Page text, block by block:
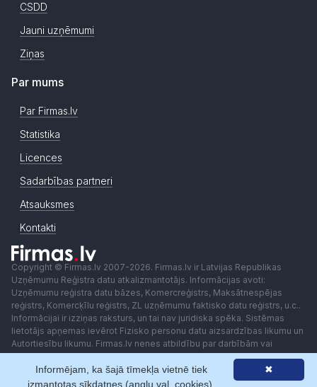
CSDD
Jauni uzņēmumi
Ziņas
Par mums
Par Firmas.lv
Statistika
Licences
Sadarbības partneri
Atsauksmes
Kontakti
Copyright © Firmas.lv 2007-2026. Firmas.lv ir Latvijas Republikas
Uzņēmumu Reģistra datu atkalizmantotājs. Informācijas avoti:
Uzņēmumu reģistra datu bāzes, Komercreģistrs, Maksātnespējas
reģistrs, Komercķīlu reģistrs, ZL uzņēmumu faktisko datu reģistrs, u.c..
Informācijai ir izziņas raksturs, un tai nav juridiska spēka. Sistēmas
lietotājs apņemas ievērot Fizisko personu datu aizsardzības likumu un
Autortiesību likumu. Firmas.lv nenes atbildību par darbībām vai
lēmumiem, kas balstīti uz saņemto pakalpojumu. Lietotājam aizliegts
izmantot jebkādas automatizētas sistēmas vai iekārtas (robotus)
piekļuvei sistēmai bez rakstiskas saskaņošanas ar Firmas.lv. Galvenā
✖
Informējam, ka šajā tīmekļa vietnē tiek
izmantotas sīkdatnes (angļu val. cookies).